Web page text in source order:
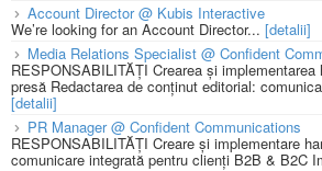
Account Director @ Kubis Interactive
We’re looking for an Account Director... [detalii]
Media Relations Specialist @ Confident
RESPONSABILITĂȚI Crearea și
presă Redactarea de conținut editorial:
[detalii]
PR Manager @ Confident Communications
RESPONSABILITĂȚI Creare și implementare
comunicare integrată pentru clienți B2B & B2C